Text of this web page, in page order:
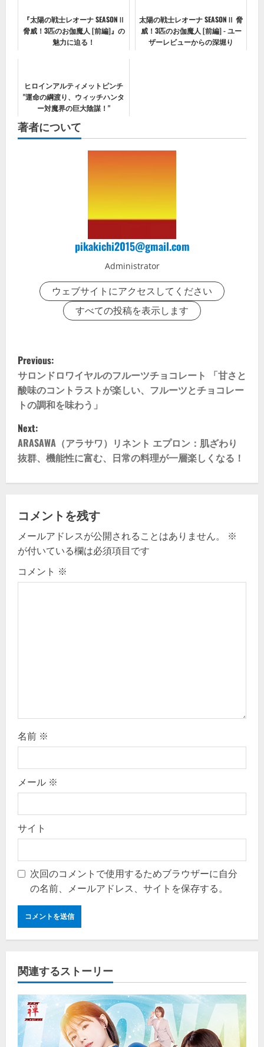
『太陽の戦士レオーナ SEASONⅡ
脅威！3匹のお伽魔人 [前編]』の
魅力に迫る！
太陽の戦士レオーナ SEASONⅡ 脅
威！3匹のお伽魔人 [前編] - ユー
ザーレビューからの深堀り
ヒロインアルティメットピンチ
"運命の綱渡り、ウィッチハンタ
ー対魔界の巨大陰謀！"
著者について
pikakichi2015@gmail.com
Administrator
ウェブサイトにアクセスしてください
すべての投稿を表示します
P
o
s
t
n
a
i
g
a
Previous:
サロンドロワイヤルのフルーツチョコレート 「甘さと
酸味のコントラストが楽しい、フルーツとチョコレー
トの調和を味わう」
Next:
ARASAWA（アラサワ）リネント エプロン：肌ざわり
抜群、機能性に富む、日常の料理が一層楽しくなる！
コメントを残す
メールアドレスが公開されることはありません。
※
が付いている欄は必須項目です
コメント ※
名前 ※
メール ※
サイト
次回のコメントで使用するためブラウザーに自分
の名前、メールアドレス、サイトを保存する。
関連するストーリー